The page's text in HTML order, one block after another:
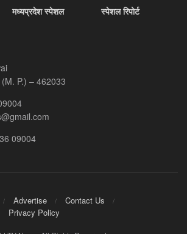
मध्यप्रदेश स्पेशल
स्पेशल रिपोर्ट
P.) – 462033
09004
Advertise
Contact Us
Privacy Policy